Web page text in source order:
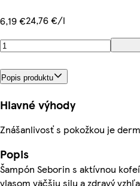
6,19 €24,76 €/l
Popis produktu
Hlavné výhody
Znášanlivosť s pokožkou je
Popis
Šampón Seborin s aktívnou
vlasom väčšiu silu a zdravý